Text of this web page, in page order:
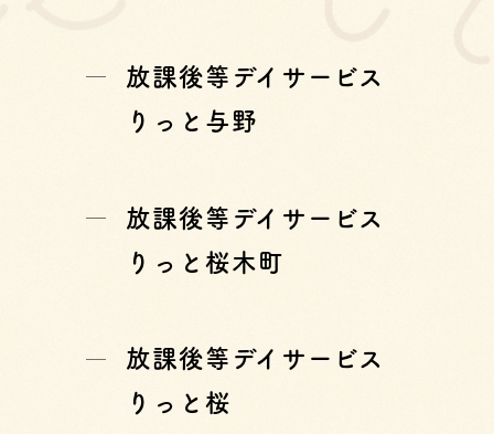
放課後等デイサービス
りっと与野
放課後等デイサービス
りっと桜木町
放課後等デイサービス
りっと桜